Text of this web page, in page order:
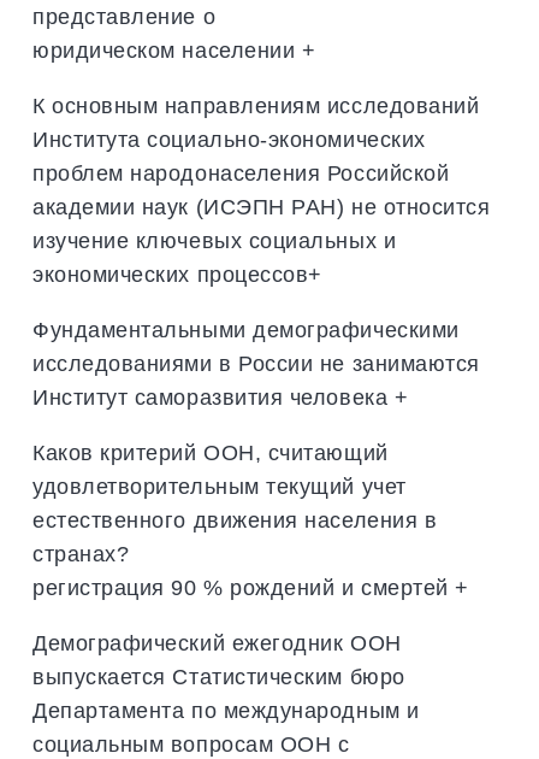
представление о
юридическом населении +
К основным направлениям исследований
Института социально-экономических
проблем народонаселения Российской
академии наук (ИСЭПН РАН) не относится
изучение ключевых социальных и
экономических процессов+
Фундаментальными демографическими
исследованиями в России не занимаются
Институт саморазвития человека +
Каков критерий ООН, считающий
удовлетворительным текущий учет
естественного движения населения в
странах?
регистрация 90 % рождений и смертей +
Демографический ежегодник ООН
выпускается Статистическим бюро
Департамента по международным и
социальным вопросам ООН с